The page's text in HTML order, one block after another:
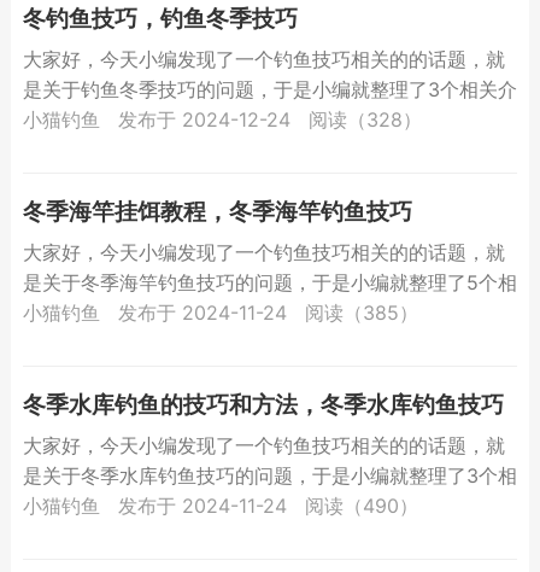
冬钓鱼技巧，钓鱼冬季技巧
大家好，今天小编发现了一个钓鱼技巧相关的的话题，就
是关于钓鱼冬季技巧的问题，于是小编就整理了3个相关介
绍钓鱼冬季技巧的解答，让我们一起看看吧。冬钓鱼技
小猫钓鱼 发布于 2024-12-24 阅读（328）
冬季海竿挂饵教程，冬季海竿钓鱼技巧
大家好，今天小编发现了一个钓鱼技巧相关的的话题，就
是关于冬季海竿钓鱼技巧的问题，于是小编就整理了5个相
关介绍冬季海竿钓鱼技巧的解答，让我们一起看看吧。冬
小猫钓鱼 发布于 2024-11-24 阅读（385）
冬季水库钓鱼的技巧和方法，冬季水库钓鱼技巧
大家好，今天小编发现了一个钓鱼技巧相关的的话题，就
是关于冬季水库钓鱼技巧的问题，于是小编就整理了3个相
关介绍冬季水库钓鱼技巧的解答，让我们一起看看吧。冬
小猫钓鱼 发布于 2024-11-24 阅读（490）